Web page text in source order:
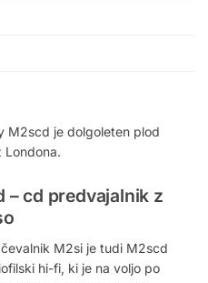
M2scd je dolgoleten plod
Londona.
– cd predvajalnik z
M2si je tudi M2scd
hi-fi, ki je na voljo po